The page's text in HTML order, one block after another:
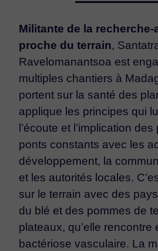
Militante de la
proche du terrain,
Ravelomanantsoa est
multiples chantiers à
portent sur la santé des
applique les principes qui
l’écoute et l’implication
ponts constants avec les
développement, la
et les autorités locales.
sur le terrain avec des
du blé et des pommes de
plateaux, qu’elle rencontre
bactériose vasculaire. La